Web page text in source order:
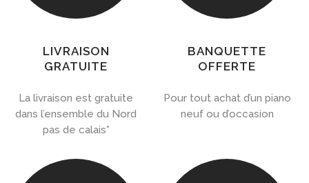
LIVRAISON
GRATUITE
La livraison est gratuite
dans l’ensemble du Nord
pas de calais*
BANQUETTE
OFFERTE
Pour tout achat d’un piano
neuf ou d’occasion